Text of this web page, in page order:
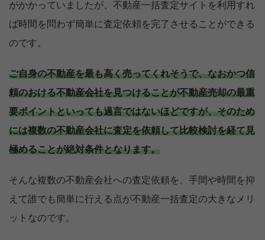
がかかっていましたが、不動産一括査定サイトを利用すれ
ば時間を問わず簡単に査定依頼を完了させることができる
のです。
ご自身の不動産を最も高く売ってくれそうで、なおかつ信
頼のおける不動産会社を見つけることが不動産売却の最重
要ポイントといっても過言ではないほどですが、そのため
には複数の不動産会社に査定を依頼して比較検討を経て見
極めることが絶対条件となります。
そんな複数の不動産会社への査定依頼を、手間や時間を抑
えて誰でも簡単に行える点が不動産一括査定の大きなメリ
ットなのです。